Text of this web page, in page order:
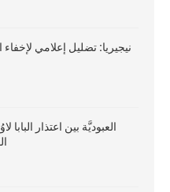
نيجيريا: تضليل إعلامي
العبوديَّة بين اعتذار